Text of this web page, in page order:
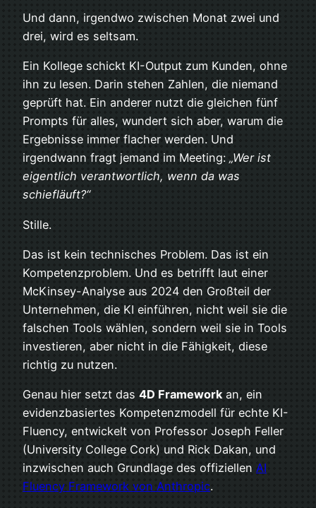
Und dann, irgendwo zwischen Monat zwei und
drei, wird es seltsam.
Ein Kollege schickt KI-Output zum Kunden, ohne
ihn zu lesen. Darin stehen Zahlen, die niemand
geprüft hat. Ein anderer nutzt die gleichen fünf
Prompts für alles, wundert sich aber, warum die
Ergebnisse immer flacher werden. Und
irgendwann fragt jemand im Meeting: „Wer ist
eigentlich verantwortlich, wenn da was
schiefläuft?“
Stille.
Das ist kein technisches Problem. Das ist ein
Kompetenzproblem. Und es betrifft laut einer
McKinsey-Analyse aus 2024 den Großteil der
Unternehmen, die KI einführen, nicht weil sie die
falschen Tools wählen, sondern weil sie in Tools
investieren, aber nicht in die Fähigkeit, diese
richtig zu nutzen.
Genau hier setzt das 4D Frameworkan, ein
evidenzbasiertes Kompetenzmodell für echte KI-
Fluency, entwickelt von Professor Joseph Feller
(University College Cork) und Rick Dakan, und
inzwischen auch Grundlage des offiziellen AI
Fluency Framework von Anthropic.